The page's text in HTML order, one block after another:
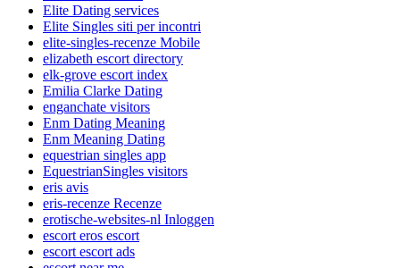
Elite Dating services
Elite Singles siti per incontri
elite-singles-recenze Mobile
elizabeth escort directory
elk-grove escort index
Emilia Clarke Dating
enganchate visitors
Enm Dating Meaning
Enm Meaning Dating
equestrian singles app
EquestrianSingles visitors
eris avis
eris-recenze Recenze
erotische-websites-nl Inloggen
escort eros escort
escort escort ads